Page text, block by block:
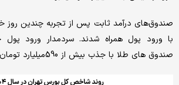
صندوق‌های درآمد ثابت پس از تجربه چندین روز
با ورود پول همراه شدند. سردمدار ورود پول
صندوق های طلا با جذب بیش از 590میلیارد تومان بود.